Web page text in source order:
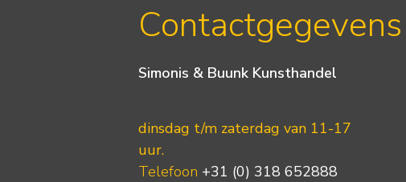
Contactgegevens
Simonis & Buunk Kunsthandel
dinsdag t/m zaterdag van 11-17
uur.
Telefoon +31 (0) 318 652888